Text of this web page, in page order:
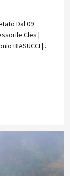
Dal 09
Cles |
BIASUCCI |...